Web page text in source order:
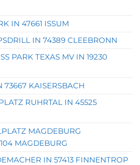
IN 47661 ISSUM
IN 74389 CLEEBRONN
PARK TEXAS MV IN 19230
73667 KAISERSBACH
RUHRTAL IN 45525
MAGDEBURG
MAGDEBURG
IN 57413 FINNENTROP